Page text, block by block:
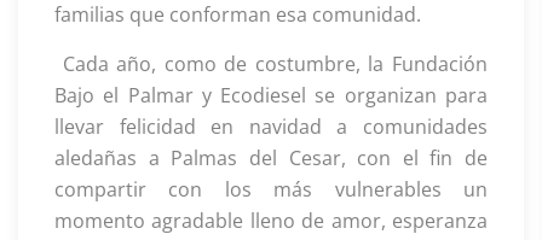
familias que conforman esa comunidad.
Cada año, como de costumbre, la Fundación
Bajo el Palmar y Ecodiesel se organizan para
llevar felicidad en navidad a comunidades
aledañas a Palmas del Cesar, con el fin de
compartir con los más vulnerables un
momento agradable lleno de amor, esperanza